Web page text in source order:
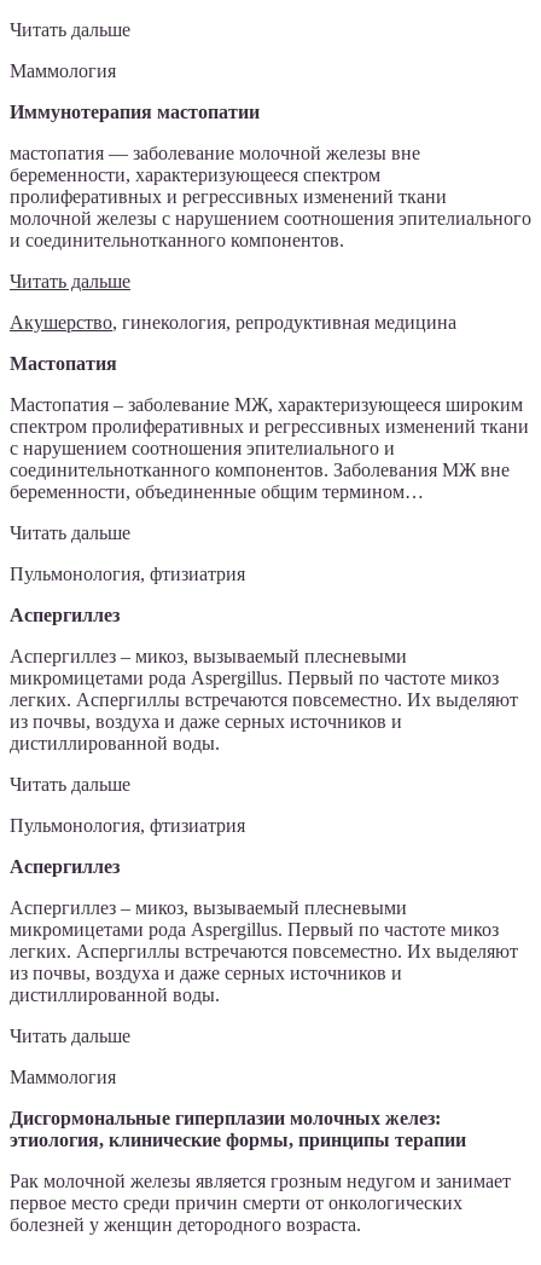
Читать дальше
Маммология
Иммунотерапия мастопатии
мастопатия — заболевание молочной железы вне
беременности, характеризующееся спектром
пролиферативных и регрессивных изменений ткани
молочной железы с нарушением соотношения эпителиального
и соединительнотканного компонентов.
Читать дальше
Акушерство, гинекология, репродуктивная медицина
Мастопатия
Мастопатия – заболевание МЖ, характеризующееся широким
спектром пролиферативных и регрессивных изменений ткани
с нарушением соотношения эпителиального и
соединительнотканного компонентов. Заболевания МЖ вне
беременности, объединенные общим термином…
Читать дальше
Пульмонология, фтизиатрия
Аспергиллез
Аспергиллез – микоз, вызываемый плесневыми
микромицетами рода Aspergillus. Первый по частоте микоз
легких. Аспергиллы встречаются повсеместно. Их выделяют
из почвы, воздуха и даже серных источников и
дистиллированной воды.
Читать дальше
Пульмонология, фтизиатрия
Аспергиллез
Аспергиллез – микоз, вызываемый плесневыми
микромицетами рода Aspergillus. Первый по частоте микоз
легких. Аспергиллы встречаются повсеместно. Их выделяют
из почвы, воздуха и даже серных источников и
дистиллированной воды.
Читать дальше
Маммология
Дисгормональные гиперплазии молочных желез:
этиология, клинические формы, принципы терапии
Рак молочной железы является грозным недугом и занимает
первое место среди причин смерти от онкологических
болезней у женщин детородного возраста.